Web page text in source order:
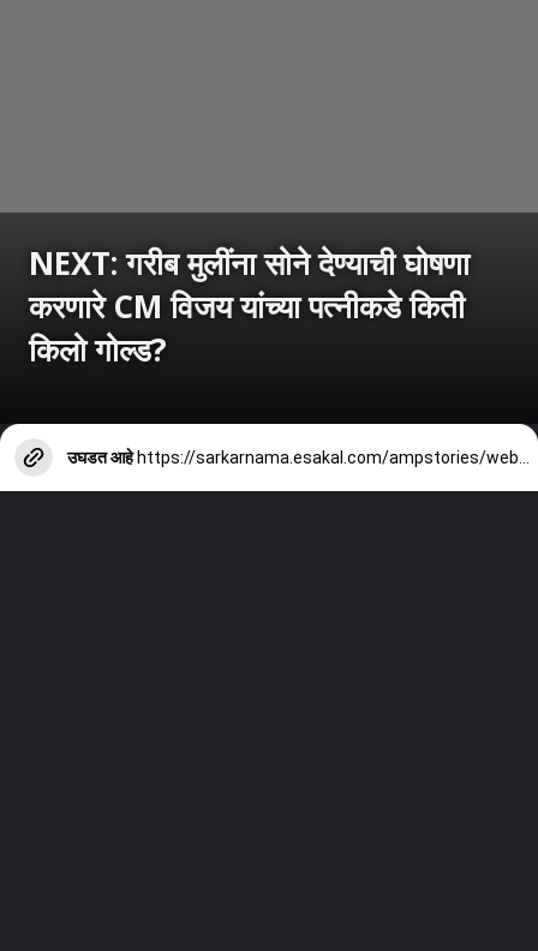
NEXT: गरीब मुलींना सोने देण्याची घोषणा
करणारे CM विजय यांच्या पत्नीकडे किती
किलो गोल्ड?
उघडत आहे